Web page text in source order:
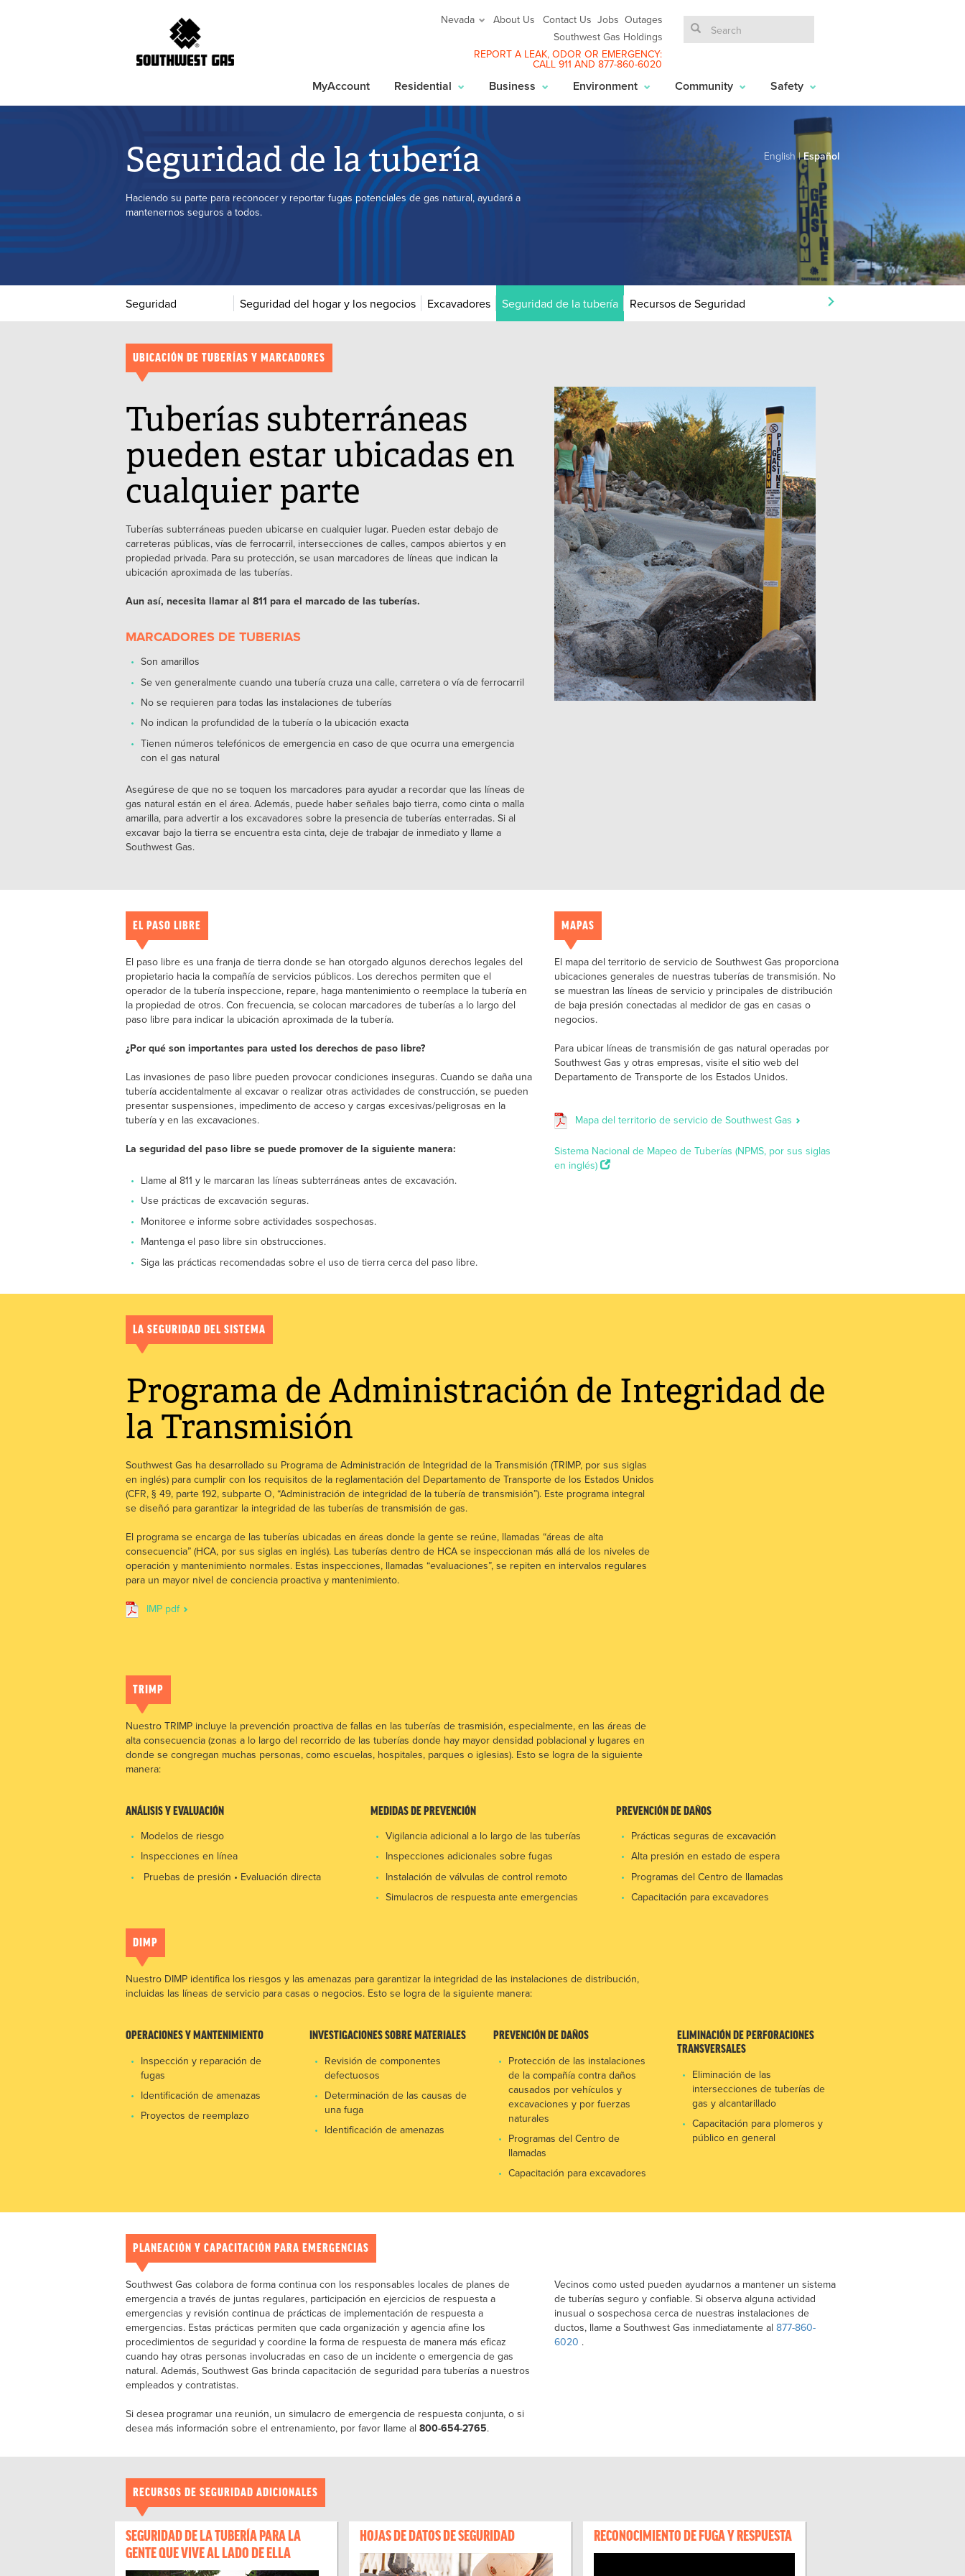
Nevada About Us Contact Us Jobs Outages
Southwest Gas Holdings
REPORT A LEAK, ODOR OR EMERGENCY:
CALL 911 AND877-860-6020
MyAccount Residential Business Environment Community Safety
Seguridad de la tubería
Haciendo su parte para reconocer y reportar fugas potenciales de gas natural, ayudará a
mantenernos seguros a todos.
English|Español
Seguridad Seguridad del hogar y los negocios Excavadores Seguridad de la tubería Recursos de Seguridad
UBICACIÓN DE TUBERÍAS Y MARCADORES
Tuberías subterráneas
pueden estar ubicadas en
cualquier parte
Tuberías subterráneas pueden ubicarse en cualquier lugar. Pueden estar debajo de
carreteras públicas, vías de ferrocarril, intersecciones de calles, campos abiertos y en
propiedad privada. Para su protección, se usan marcadores de líneas que indican la
ubicación aproximada de las tuberías.
Aun así, necesita llamar al 811 para el marcado de las tuberías.
MARCADORES DE TUBERIAS
Son amarillos
Se ven generalmente cuando una tubería cruza una calle, carretera o vía de ferrocarril
No se requieren para todas las instalaciones de tuberías
No indican la profundidad de la tubería o la ubicación exacta
Tienen números telefónicos de emergencia en caso de que ocurra una emergencia
con el gas natural
Asegúrese de que no se toquen los marcadores para ayudar a recordar que las líneas de
gas natural están en el área. Además, puede haber señales bajo tierra, como cinta o malla
amarilla, para advertir a los excavadores sobre la presencia de tuberías enterradas. Si al
excavar bajo la tierra se encuentra esta cinta, deje de trabajar de inmediato y llame a
Southwest Gas.
EL PASO LIBRE
El paso libre es una franja de tierra donde se han otorgado algunos derechos legales del
propietario hacia la compañía de servicios públicos. Los derechos permiten que el
operador de la tubería inspeccione, repare, haga mantenimiento o reemplace la tubería en
la propiedad de otros. Con frecuencia, se colocan marcadores de tuberías a lo largo del
paso libre para indicar la ubicación aproximada de la tubería.
¿Por qué son importantes para usted los derechos de paso libre?
Las invasiones de paso libre pueden provocar condiciones inseguras. Cuando se daña una
tubería accidentalmente al excavar o realizar otras actividades de construcción, se pueden
presentar suspensiones, impedimento de acceso y cargas excesivas/peligrosas en la
tubería y en las excavaciones.
La seguridad del paso libre se puede promover de la siguiente manera:
Llame al 811 y le marcaran las líneas subterráneas antes de excavación.
Use prácticas de excavación seguras.
Monitoree e informe sobre actividades sospechosas.
Mantenga el paso libre sin obstrucciones.
Siga las prácticas recomendadas sobre el uso de tierra cerca del paso libre.
MAPAS
El mapa del territorio de servicio de Southwest Gas proporciona
ubicaciones generales de nuestras tuberías de transmisión. No
se muestran las líneas de servicio y principales de distribución
de baja presión conectadas al medidor de gas en casas o
negocios.
Para ubicar líneas de transmisión de gas natural operadas por
Southwest Gas y otras empresas, visite el sitio web del
Departamento de Transporte de los Estados Unidos.
Mapa del territorio de servicio de Southwest Gas
Sistema Nacional de Mapeo de Tuberías (NPMS, por sus siglas
en inglés)
LA SEGURIDAD DEL SISTEMA
Programa de Administración de Integridad de
la Transmisión
Southwest Gas ha desarrollado su Programa de Administración de Integridad de la Transmisión (TRIMP, por sus siglas
en inglés) para cumplir con los requisitos de la reglamentación del Departamento de Transporte de los Estados Unidos
(CFR, § 49, parte 192, subparte O, “Administración de integridad de la tubería de transmisión”). Este programa integral
se diseñó para garantizar la integridad de las tuberías de transmisión de gas.
El programa se encarga de las tuberías ubicadas en áreas donde la gente se reúne, llamadas “áreas de alta
consecuencia” (HCA, por sus siglas en inglés). Las tuberías dentro de HCA se inspeccionan más allá de los niveles de
operación y mantenimiento normales. Estas inspecciones, llamadas “evaluaciones”, se repiten en intervalos regulares
para un mayor nivel de conciencia proactiva y mantenimiento.
IMP pdf
TRIMP
Nuestro TRIMP incluye la prevención proactiva de fallas en las tuberías de trasmisión, especialmente, en las áreas de
alta consecuencia (zonas a lo largo del recorrido de las tuberías donde hay mayor densidad poblacional y lugares en
donde se congregan muchas personas, como escuelas, hospitales, parques o iglesias). Esto se logra de la siguiente
manera:
ANÁLISIS Y EVALUACIÓN
Modelos de riesgo
Inspecciones en línea
Pruebas de presión • Evaluación directa
MEDIDAS DE PREVENCIÓN
Vigilancia adicional a lo largo de las tuberías
Inspecciones adicionales sobre fugas
Instalación de válvulas de control remoto
Simulacros de respuesta ante emergencias
PREVENCIÓN DE DAÑOS
Prácticas seguras de excavación
Alta presión en estado de espera
Programas del Centro de llamadas
Capacitación para excavadores
DIMP
Nuestro DIMP identifica los riesgos y las amenazas para garantizar la integridad de las instalaciones de distribución,
incluidas las líneas de servicio para casas o negocios. Esto se logra de la siguiente manera:
OPERACIONES Y MANTENIMIENTO
Inspección y reparación de
fugas
Identificación de amenazas
Proyectos de reemplazo
INVESTIGACIONES SOBRE MATERIALES
Revisión de componentes
defectuosos
Determinación de las causas de
una fuga
Identificación de amenazas
PREVENCIÓN DE DAÑOS
Protección de las instalaciones
de la compañía contra daños
causados por vehículos y
excavaciones y por fuerzas
naturales
Programas del Centro de
llamadas
Capacitación para excavadores
ELIMINACIÓN DE PERFORACIONES
TRANSVERSALES
Eliminación de las
intersecciones de tuberías de
gas y alcantarillado
Capacitación para plomeros y
público en general
PLANEACIÓN Y CAPACITACIÓN PARA EMERGENCIAS
Southwest Gas colabora de forma continua con los responsables locales de planes de
emergencia a través de juntas regulares, participación en ejercicios de respuesta a
emergencias y revisión continua de prácticas de implementación de respuesta a
emergencias. Estas prácticas permiten que cada organización y agencia afine los
procedimientos de seguridad y coordine la forma de respuesta de manera más eficaz
cuando hay otras personas involucradas en caso de un incidente o emergencia de gas
natural. Además, Southwest Gas brinda capacitación de seguridad para tuberías a nuestros
empleados y contratistas.
Si desea programar una reunión, un simulacro de emergencia de respuesta conjunta, o si
desea más información sobre el entrenamiento, por favor llame al 800-654-2765.
Vecinos como usted pueden ayudarnos a mantener un sistema
de tuberías seguro y confiable. Si observa alguna actividad
inusual o sospechosa cerca de nuestras instalaciones de
ductos, llame a Southwest Gas inmediatamente al877-860-
6020 .
RECURSOS DE SEGURIDAD ADICIONALES
SEGURIDAD DE LA TUBERÍA PARA LA
GENTE QUE VIVE AL LADO DE ELLA
HOJAS DE DATOS DE SEGURIDAD RECONOCIMIENTO DE FUGA Y RESPUESTA